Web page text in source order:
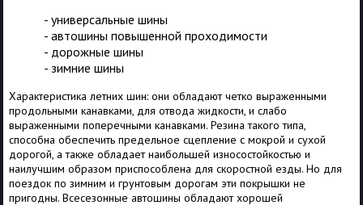
- универсальные шины
- автошины повышенной проходимости
- дорожные шины
- зимние шины
Характеристика летних шин: они обладают четко выраженными
продольными канавками, для отвода жидкости, и слабо
выраженными поперечными канавками. Резина такого типа,
способна обеспечить предельное сцепление с мокрой и сухой
дорогой, а также обладает наибольшей износостойкостью и
наилучшим образом приспособлена для скоростной езды. Но для
поездок по зимним и грунтовым дорогам эти покрышки не
пригодны. Всесезонные автошины обладают хорошей